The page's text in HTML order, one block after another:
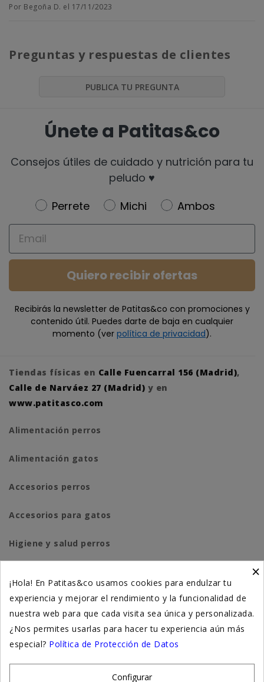
Por Begoña D. el 17/11/2023
Preguntas y respuestas de clientes
PUBLICA TU PREGUNTA
Únete a Patitas&co
Consejos útiles de cuidado y nutrición para tu
peludo ♥️
Newsletter
Perrete Michi
Ambos
Email
Quiero recibir ofertas
Recibirás la newsletter de Patitas&co con promociones y
contenido útil. Puedes darte de baja en cualquier
momento (ver política de privacidad).
Tiendas físicas en Calle Fuencarral 156 (Madrid),
Calle de Narváez 27 (Madrid) y en
www.patitasco.com
Alimentación perros
Alimentación gatos
Accesorios perros
Accesorios para gatos
Higiene y salud perros
Suplementación natural
Otros
×
¡Hola! En Patitas&co usamos cookies para endulzar tu
experiencia y mejorar el rendimiento y la funcionalidad de
nuestra web para que cada visita sea única y personalizada.
¿Nos permites usarlas para hacer tu experiencia aún más
especial? Política de Protección de Datos
Configurar